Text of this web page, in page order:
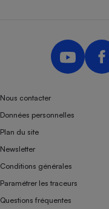
Nous contacter
Données personnelles
Plan du site
Newsletter
Conditions générales
Paramétrer les traceurs
Questions fréquentes